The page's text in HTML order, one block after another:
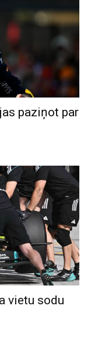
paziņot par
vietu sodu